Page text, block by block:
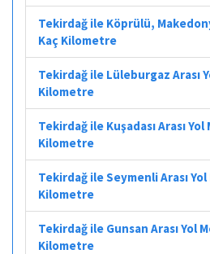
Tekirdağ ile Köprülü,
Kaç Kilometre
Tekirdağ ile Lüleburgaz Arası
Kilometre
Tekirdağ ile Kuşadası Arası
Kilometre
Tekirdağ ile Seymenli Arası
Kilometre
Tekirdağ ile Gunsan Arası Yol
Kilometre